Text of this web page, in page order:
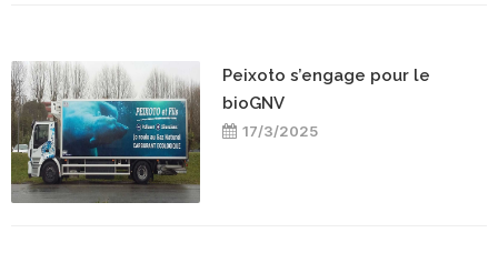
Peixoto s’engage pour le
bioGNV
17/3/2025